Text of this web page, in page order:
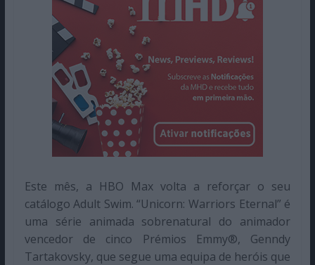
Este mês, a HBO Max volta a reforçar o seu
catálogo Adult Swim. “Unicorn: Warriors Eternal” é
uma série animada sobrenatural do animador
vencedor de cinco Prémios Emmy®, Genndy
Tartakovsky, que segue uma equipa de heróis que